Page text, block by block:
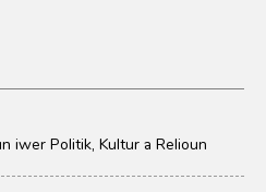
iwer Politik, Kultur a Relioun